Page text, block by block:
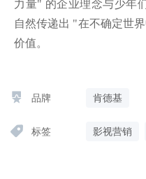
力量" 的企业理念与少年
自然传递出 "在不确定世
价值。
品牌 肯德基
标签 影视营销